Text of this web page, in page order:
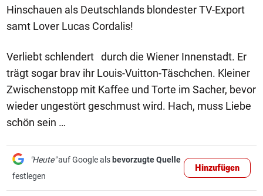
Hinschauen als Deutschlands blondester TV-Export
samt Lover Lucas Cordalis!
Verliebt schlendert durch die Wiener Innenstadt. Er
trägt sogar brav ihr Louis-Vuitton-Täschchen. Kleiner
Zwischenstopp mit Kaffee und Torte im Sacher, bevor
wieder ungestört geschmust wird. Hach, muss Liebe
schön sein …
"Heute"auf Google als bevorzugte Quelle
festlegen
Hinzufügen